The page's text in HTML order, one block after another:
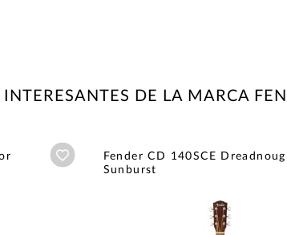
DE LA MARCA
Añadir a wishlist
Fender CD 140SCE
Sunburst